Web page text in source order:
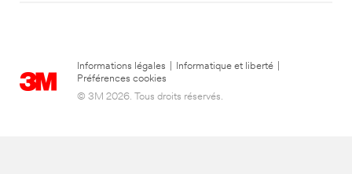
Informations légales Informatique et liberté
Préférences cookies
© 3M 2026. Tous droits réservés.